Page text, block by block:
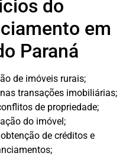
do
em
Paraná
de imóveis rurais;
transações imobiliárias;
de propriedade;
do imóvel;
de créditos e